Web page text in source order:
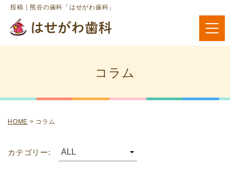
投稿｜熊谷の歯科「はせがわ歯科」
コラム
HOME > コラム
カテゴリー: